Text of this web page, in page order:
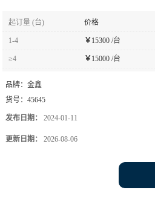
起订量 (台) 价格
1-4 ￥15300 /台
≥4 ￥15000 /台
品牌： 金鑫
货号： 45645
发布日期： 2024-01-11
更新日期： 2026-08-06